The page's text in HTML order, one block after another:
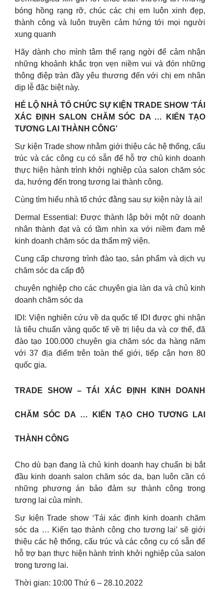
bóng hồng rạng rỡ, chúc các chị em luôn xinh đẹp,
thành công và luôn truyền cảm hứng tới mọi người
xung quanh
Hãy dành cho mình tâm thế rạng ngời để cảm nhận
những khoảnh khắc trọn vẹn niềm vui và đón những
thông điệp tràn đầy yêu thương đến với chị em nhân
dịp lễ đặc biệt này.
HÉ LỘ NHÀ TỔ CHỨC SỰ KIỆN TRADE SHOW ‘TÁI
XÁC ĐỊNH SALON CHĂM SÓC DA … KIẾN TẠO
TƯƠNG LAI THÀNH CÔNG’
Sự kiện Trade show nhằm giới thiệu các hệ thống, cấu
trúc và các công cụ có sẵn để hỗ trợ chủ kinh doanh
thực hiện hành trình khởi nghiệp của salon chăm sóc
da, hướng đến trong tương lai thành công.
Cùng tìm hiểu nhà tổ chức đằng sau sự kiện này là ai!
Dermal Essential: Được thành lập bởi một nữ doanh
nhân thành đạt và có tầm nhìn xa với niềm đam mê
kinh doanh chăm sóc da thẩm mỹ viện.
Cung cấp chương trình đào tạo, sản phẩm và dịch vụ
chăm sóc da cấp độ
chuyên nghiệp cho các chuyên gia làn da và chủ kinh
doanh chăm sóc da
IDI: Viện nghiên cứu về da quốc tế IDI được ghi nhận
là tiêu chuẩn vàng quốc tế về trị liệu da và cơ thể, đã
đào tạo 100.000 chuyên gia chăm sóc da hàng năm
với 37 địa điểm trên toàn thế giới, tiếp cận hơn 80
quốc gia.
TRADE SHOW – TÁI XÁC ĐỊNH KINH DOANH
CHĂM SÓC DA … KIẾN TẠO CHO TƯƠNG LAI
THÀNH CÔNG
Cho dù bạn đang là chủ kinh doanh hay chuẩn bị bắt
đầu kinh doanh salon chăm sóc da, bạn luôn cần có
những phương án bảo đảm sự thành công trong
tương lai của mình.
Sự kiện Trade show ‘Tái xác định kinh doanh chăm
sóc da … Kiến tạo thành công cho tương lai’ sẽ giới
thiệu các hệ thống, cấu trúc và các công cụ có sẵn để
hỗ trợ bạn thực hiện hành trình khởi nghiệp của salon
trong tương lai.
Thời gian: 10:00 Thứ 6 – 28.10.2022